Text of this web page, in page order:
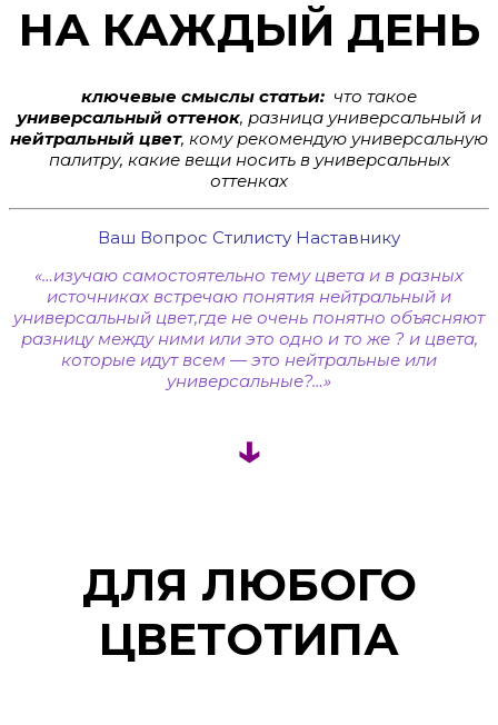
НА КАЖДЫЙ ДЕНЬ
ключевые смыслы статьи: что такое
универсальный оттенок, разница универсальный и
нейтральный цвет, кому рекомендую универсальную
палитру, какие вещи носить в универсальных
оттенках
Ваш Вопрос Стилисту Наставнику
«…изучаю самостоятельно тему цвета и в разных
источниках встречаю понятия нейтральный и
универсальный цвет,где не очень понятно объясняют
разницу между ними или это одно и то же ? и цвета,
которые идут всем — это нейтральные или
универсальные?…»
↓
ДЛЯ ЛЮБОГО
ЦВЕТОТИПА